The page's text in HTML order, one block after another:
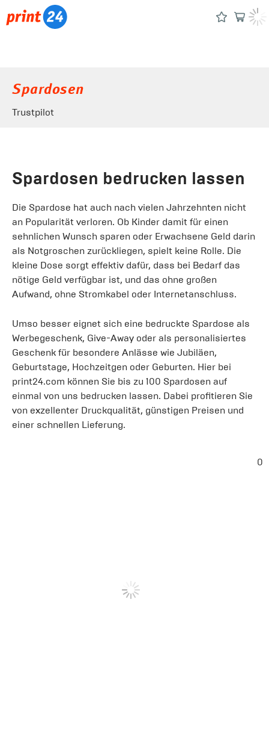
Spardosen
Trustpilot
Spardosen bedrucken lassen
Die Spardose hat auch nach vielen Jahrzehnten nicht
an Popularität verloren. Ob Kinder damit für einen
sehnlichen Wunsch sparen oder Erwachsene Geld darin
als Notgroschen zurückliegen, spielt keine Rolle. Die
kleine Dose sorgt effektiv dafür, dass bei Bedarf das
nötige Geld verfügbar ist, und das ohne großen
Aufwand, ohne Stromkabel oder Internetanschluss.
Umso besser eignet sich eine bedruckte Spardose als
Werbegeschenk, Give-Away oder als personalisiertes
Geschenk für besondere Anlässe wie Jubiläen,
Geburtstage, Hochzeitgen oder Geburten. Hier bei
print24.com können Sie bis zu 100 Spardosen auf
einmal von uns bedrucken lassen. Dabei profitieren Sie
von exzellenter Druckqualität, günstigen Preisen und
einer schnellen Lieferung.
0